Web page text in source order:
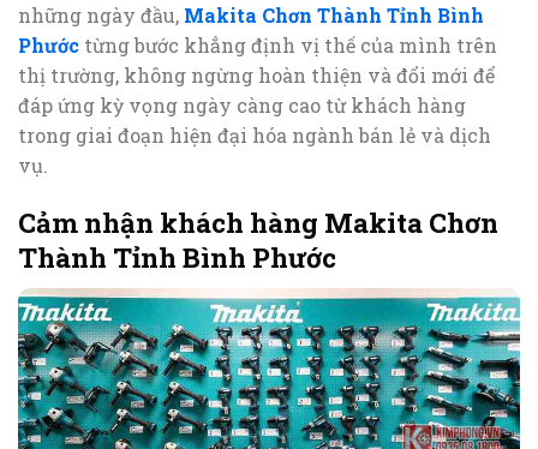
những ngày đầu, Makita Chơn Thành Tỉnh Bình
Phước từng bước khẳng định vị thế của mình trên
thị trường, không ngừng hoàn thiện và đổi mới để
đáp ứng kỳ vọng ngày càng cao từ khách hàng
trong giai đoạn hiện đại hóa ngành bán lẻ và dịch
vụ.
Cảm nhận khách hàng Makita Chơn
Thành Tỉnh Bình Phước